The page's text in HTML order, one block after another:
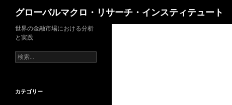
グローバルマクロ・リサーチ・インスティテュート
世界の金融市場における分析
と実践
検
索:
カテゴリー